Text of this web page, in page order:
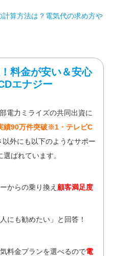
計算方法は？電気代の求め方や
料金が安い＆安心
エナジー
電力ミライズの共同出資に
績90万件突破※1・テレビC
以外にも以下のようなサポー
ばれています。
からの乗り換え 顧客満足度
にも勧めたい」と回答！
料金プランを選べるので電